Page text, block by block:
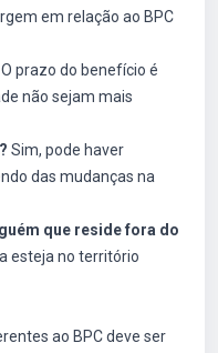
em relação ao BPC
O prazo do benefício é
não sejam mais
Sim, pode haver
das mudanças na
que reside fora do
esteja no território
ao BPC deve ser